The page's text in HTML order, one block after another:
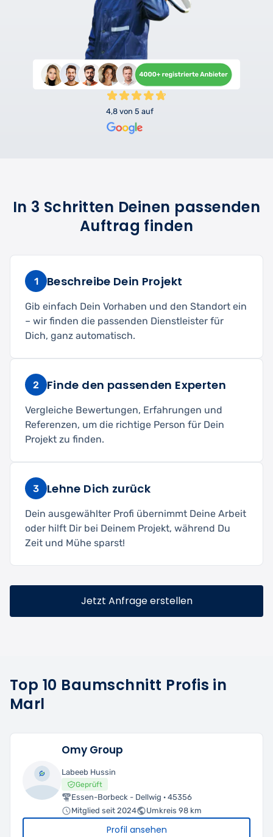
4,8 von 5 auf
In 3 Schritten Deinen passenden
Auftrag finden
1 Beschreibe Dein Projekt
Gib einfach Dein Vorhaben und den Standort ein
– wir finden die passenden Dienstleister für
Dich, ganz automatisch.
2 Finde den passenden Experten
Vergleiche Bewertungen, Erfahrungen und
Referenzen, um die richtige Person für Dein
Projekt zu finden.
3 Lehne Dich zurück
Dein ausgewählter Profi übernimmt Deine Arbeit
oder hilft Dir bei Deinem Projekt, während Du
Zeit und Mühe sparst!
Jetzt Anfrage erstellen
Top 10 Baumschnitt Profis in
Marl
Omy Group
Labeeb Hussin
Geprüft
Essen-Borbeck - Dellwig · 45356
Mitglied seit 2024
Umkreis 98 km
Profil ansehen